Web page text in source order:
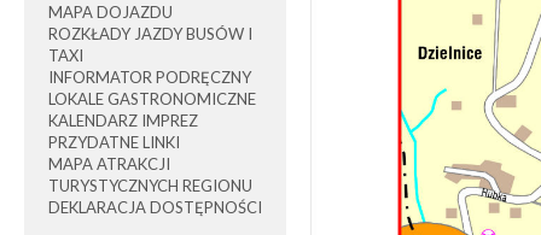
MAPA DOJAZDU
ROZKŁADY JAZDY BUSÓW I
TAXI
INFORMATOR PODRĘCZNY
LOKALE GASTRONOMICZNE
KALENDARZ IMPREZ
PRZYDATNE LINKI
MAPA ATRAKCJI
TURYSTYCZNYCH REGIONU
DEKLARACJA DOSTĘPNOŚCI